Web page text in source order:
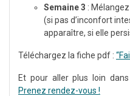
Semaine 3 :
(si pas d’inconfort
apparaître, si elle
Téléchargez la fiche pdf :
Et pour aller plus loin
Prenez rendez-vous !